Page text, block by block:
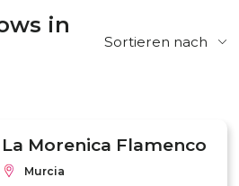
in
Sortieren nach
La Morenica Flamenco
Murcia